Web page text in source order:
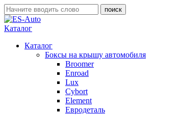
Каталог
Каталог
Боксы на крышу автомобиля
Broomer
Enroad
Lux
Cybort
Element
Евродеталь